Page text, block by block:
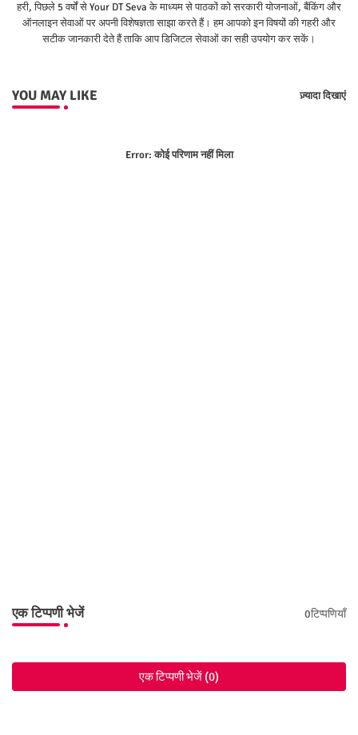
हरी, पिछले 5 वर्षों से Your DT Seva के माध्यम से पाठकों को सरकारी योजनाओं, बैंकिंग और
ऑनलाइन सेवाओं पर अपनी विशेषज्ञता साझा करते हैं। हम आपको इन विषयों की गहरी और
सटीक जानकारी देते हैं ताकि आप डिजिटल सेवाओं का सही उपयोग कर सकें।
YOU MAY LIKE ज़्यादा दिखाएं
Error:कोई परिणाम नहीं मिला
एक टिप्पणी भेजें 0टिप्पणियाँ
एक टिप्पणी भेजें (0)